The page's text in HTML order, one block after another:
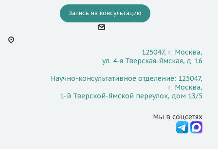
Запись на консультацию
125047, г. Москва,
ул. 4-я Тверская-Ямская, д. 16
Научно-консультативное отделение: 125047,
г. Москва,
1-й Тверской-Ямской переулок, дом 13/5
Мы в соцсетях